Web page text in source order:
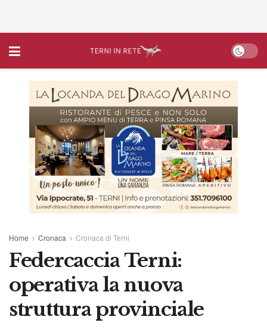
Home Cronaca Cronaca di Terni
Federcaccia Terni:
operativa la nuova
struttura provinciale